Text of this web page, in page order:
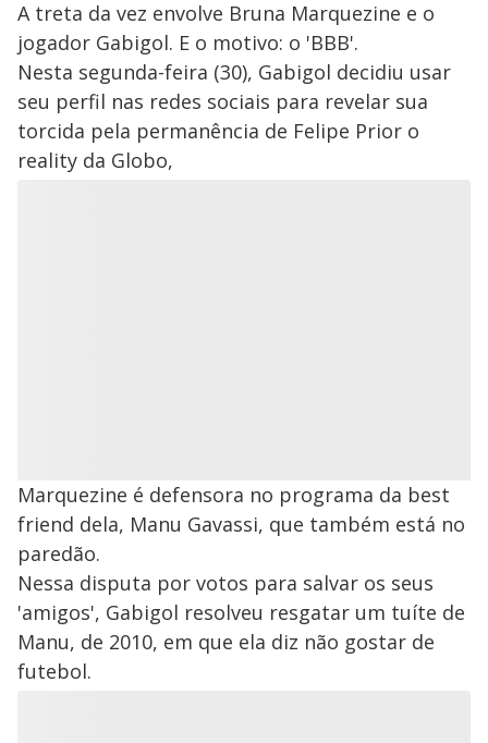
A treta da vez envolve Bruna Marquezine e o
jogador Gabigol. E o motivo: o 'BBB'.
Nesta segunda-feira (30), Gabigol decidiu usar
seu perfil nas redes sociais para revelar sua
torcida pela permanência de Felipe Prior o
reality da Globo,
Marquezine é defensora no programa da best
friend dela, Manu Gavassi, que também está no
paredão.
Nessa disputa por votos para salvar os seus
'amigos', Gabigol resolveu resgatar um tuíte de
Manu, de 2010, em que ela diz não gostar de
futebol.